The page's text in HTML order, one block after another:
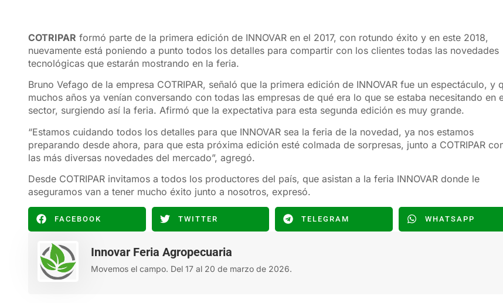
COTRIPAR formó parte de la primera edición de INNOVAR en el 2017, con rotundo éxito y en este 2018,
nuevamente está poniendo a punto todos los detalles para compartir con los clientes todas las novedades
tecnológicas que estarán mostrando en la feria.
Bruno Vefago de la empresa COTRIPAR, señaló que la primera edición de INNOVAR fue un espectáculo, y
muchos años ya venían conversando con todas las empresas de qué era lo que se estaba necesitando en
sector, surgiendo así la feria. Afirmó que la expectativa para esta segunda edición es muy grande.
“Estamos cuidando todos los detalles para que INNOVAR sea la feria de la novedad, ya nos estamos
preparando desde ahora, para que esta próxima edición esté colmada de sorpresas, junto a COTRIPAR
las más diversas novedades del mercado”, agregó.
Desde COTRIPAR invitamos a todos los productores del país, que asistan a la feria INNOVAR donde le
aseguramos van a tener mucho éxito junto a nosotros, expresó.
FACEBOOK TWITTER TELEGRAM WHATSAPP
Innovar Feria Agropecuaria
Movemos el campo. Del 17 al 20 de marzo de 2026.